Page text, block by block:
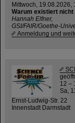
Mittwoch, 19.08.2026,
Warum existiert
Hannah Elfner,
GSI/FAIR/Goethe-
Anmeldung und
12 –
Sa,
Ernst-Ludwig-Str. 22
Innenstadt Darmstadt